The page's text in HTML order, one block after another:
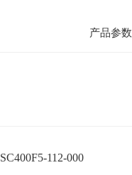
产品参数
SC400F5-112-000